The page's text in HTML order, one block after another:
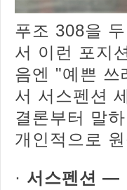
푸조 308을
서 이런 포지
음엔 "예쁜 쓰
서 서스펜션
결론부터 말
개인적으로
· 서스펜션 —